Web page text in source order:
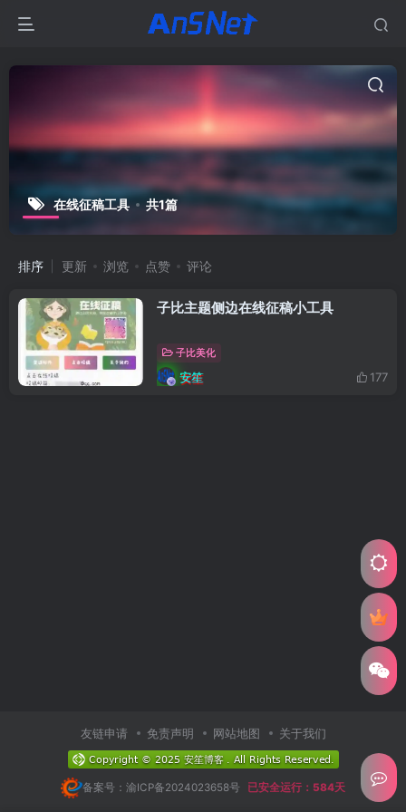
在线征稿工具 共1篇
排序 更新 浏览 点赞 评论
子比主题侧边在线征稿小工具
子比美化
安笙 177
友链申请 免责声明 网站地图 关于我们
备案号：渝ICP备2024023658号 已安全运行：584天